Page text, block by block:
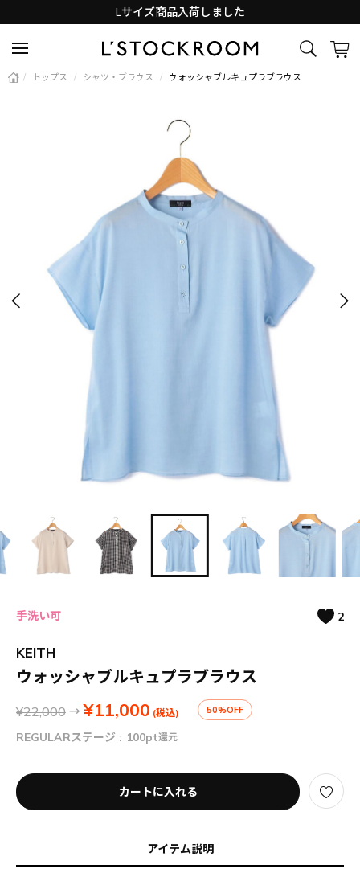
Lサイズ商品入荷しました
/ トップス / シャツ・ブラウス / ウォッシャブルキュプラブラウス
手洗い可 2
KEITH
ウォッシャブルキュプラブラウス
¥22,000 → ¥11,000 (税込) 50%OFF
REGULARステージ : 100pt還元
カートに入れる
アイテム説明